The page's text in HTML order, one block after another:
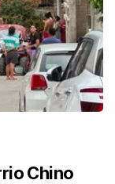
Chino